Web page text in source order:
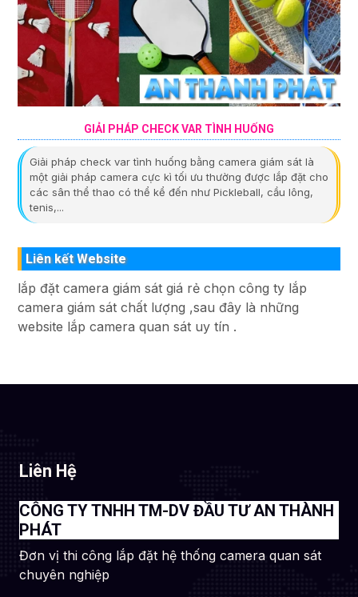
GIẢI PHÁP CHECK VAR TÌNH HUỐNG
Giải pháp check var tình huống bằng camera giám sát là
một giải pháp camera cực kì tối ưu thường được lắp đặt cho
các sân thể thao có thể kể đến như Pickleball, cầu lông,
tenis,...
Liên kết Website
lắp đặt camera giám sát giá rẻ chọn công ty lắp
camera giám sát chất lượng ,sau đây là những
website lắp camera quan sát uy tín .
Liên Hệ
CÔNG TY TNHH TM-DV ĐẦU TƯ AN THÀNH
PHÁT
Đơn vị thi công lắp đặt hệ thống camera quan sát
chuyên nghiệp